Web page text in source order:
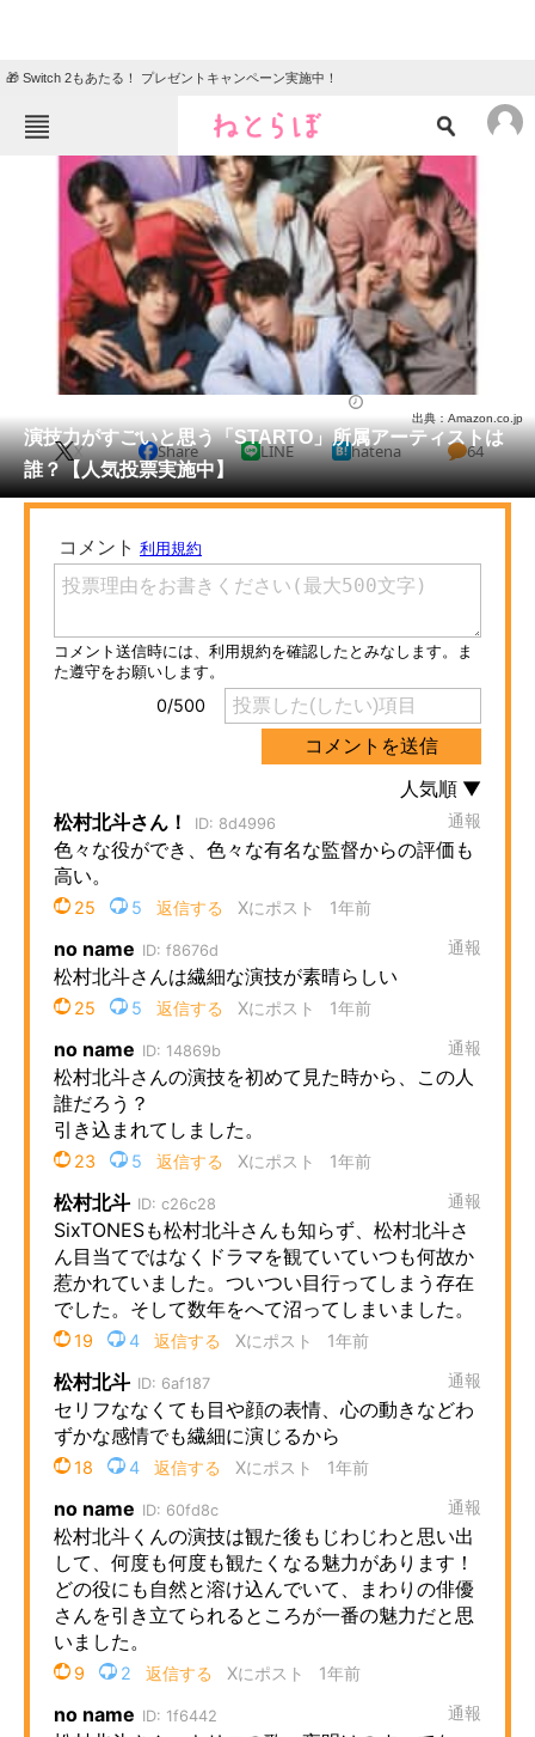
🎁 Switch 2もあたる！ プレゼントキャンペーン実施中！
ねとらぼメニュー
ニュース
クイズ
地域
教育・育児
リサーチ
会員記事
メディア
ITの今と未来を見通す
スマホと通信の最新トレンド
進化するPCとデバイスの未来
AI活用のいまが分かる
企業ITのトレンドを詳説
経営リーダーのコミュニティ
マーケ×ITの今がよく分かる
ITエンジニア向け専門サイト
企業向けIT製品の総合サイト
IT製品の技術・比較・事例
製造業のIT導入・活用を支援
モノづくり技術者専門サイト
エレクトロニクス専門サイト
エネルギーの専門メディア
建設×テクノロジーの最前線
ちょっと気になるネットの話題
演技力がすごいと思う「STARTO」所属アーティストは
誰？【人気投票実施中】
出典：Amazon.co.jp
X Share LINE hatena 64